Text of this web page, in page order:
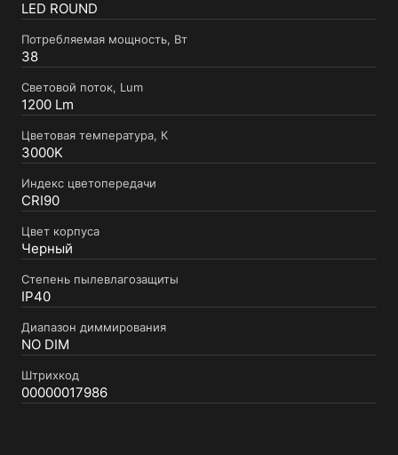
LED ROUND
Потребляемая мощность, Вт
38
Световой поток, Lum
1200 Lm
Цветовая температура, К
3000K
Индекс цветопередачи
CRI90
Цвет корпуса
Черный
Степень пылевлагозащиты
IP40
Диапазон диммирования
NO DIM
Штрихкод
00000017986